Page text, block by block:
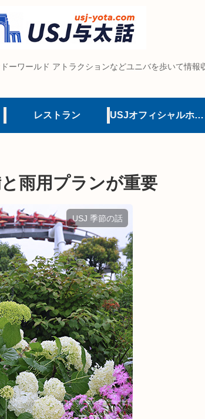
ーワールド アトラクションなどユニバを歩いて情報
レストラン USJオフィシャルホテル
雨用プランが重要
USJ 季節の話